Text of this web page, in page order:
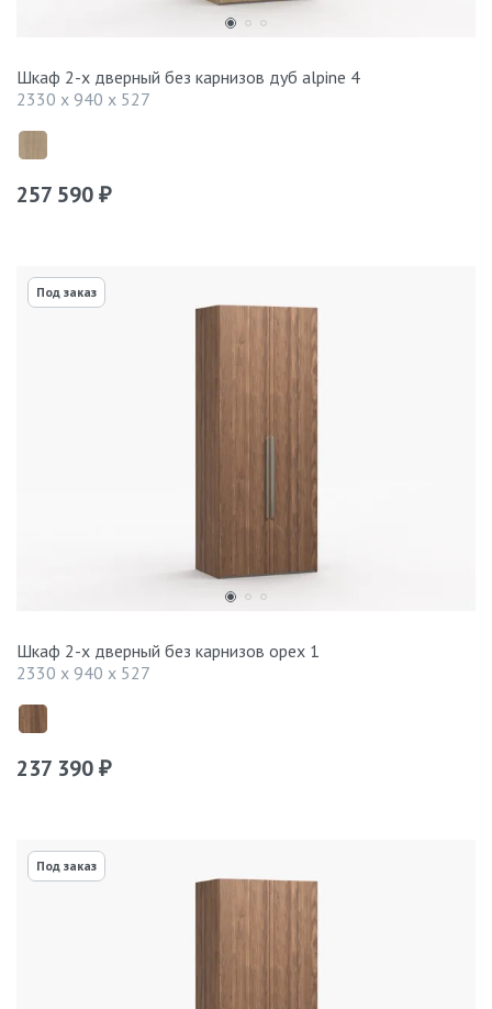
Шкаф 2-х дверный без карнизов дуб alpine 4
2330 x 940 x 527
257 590 ₽
Под заказ
Шкаф 2-х дверный без карнизов орех 1
2330 x 940 x 527
237 390 ₽
Под заказ